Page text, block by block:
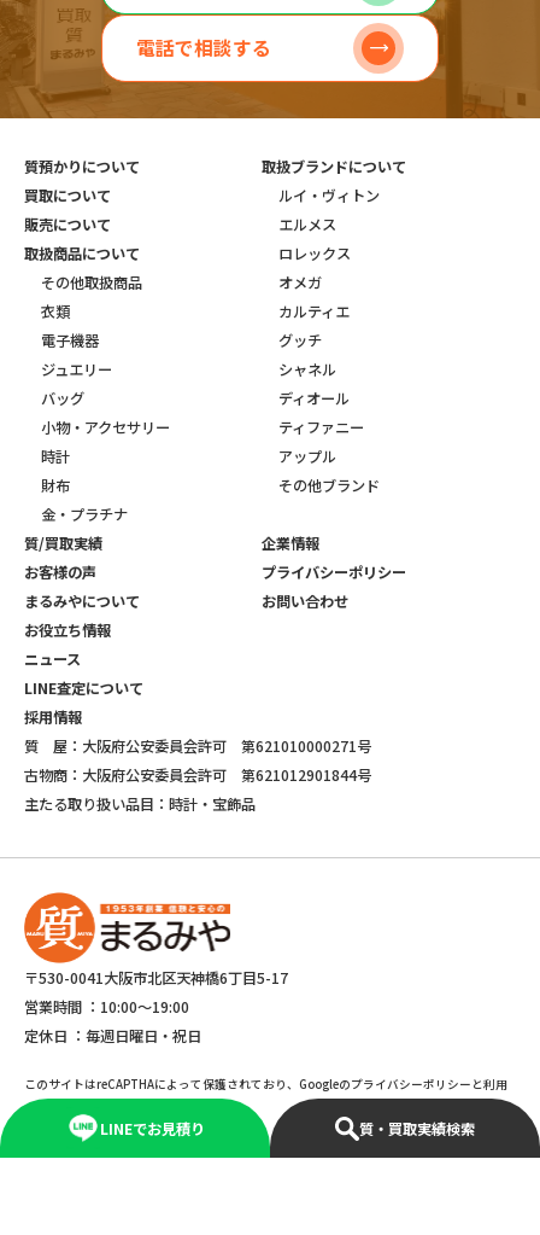
電話で相談する
LINEでお見積り 質・買取実績検索
質預かりについて
買取について
販売について
取扱商品について
その他取扱商品
衣類
電子機器
ジュエリー
バッグ
小物・アクセサリー
時計
財布
金・プラチナ
取扱ブランドについて
ルイ・ヴィトン
エルメス
ロレックス
オメガ
カルティエ
グッチ
シャネル
ディオール
ティファニー
アップル
その他ブランド
質/買取実績
お客様の声
まるみやについて
お役立ち情報
ニュース
LINE査定について
採用情報
企業情報
プライバシーポリシー
お問い合わせ
質 屋：大阪府公安委員会許可 第621010000271号
古物商：大阪府公安委員会許可 第621012901844号
主たる取り扱い品目：時計・宝飾品
〒530-0041大阪市北区天神橋6丁目5-17
営業時間 ： 10:00～19:00
定休日 ： 毎週日曜日・祝日
このサイトはreCAPTHAによって保護されており、Googleのプライバシーポリシーと利用
規約が適応されます。